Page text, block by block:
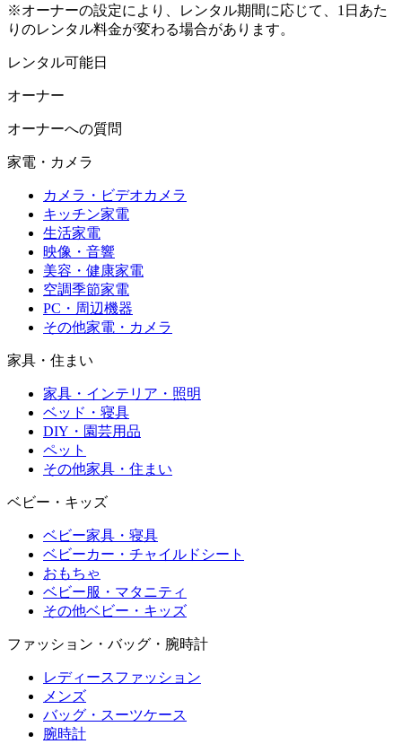
※オーナーの設定により、レンタル期間に応じて、1日あた
りのレンタル料金が変わる場合があります。
レンタル可能日
オーナー
オーナーへの質問
家電・カメラ
カメラ・ビデオカメラ
キッチン家電
生活家電
映像・音響
美容・健康家電
空調季節家電
PC・周辺機器
その他家電・カメラ
家具・住まい
家具・インテリア・照明
ベッド・寝具
DIY・園芸用品
ペット
その他家具・住まい
ベビー・キッズ
ベビー家具・寝具
ベビーカー・チャイルドシート
おもちゃ
ベビー服・マタニティ
その他ベビー・キッズ
ファッション・バッグ・腕時計
レディースファッション
メンズ
バッグ・スーツケース
腕時計